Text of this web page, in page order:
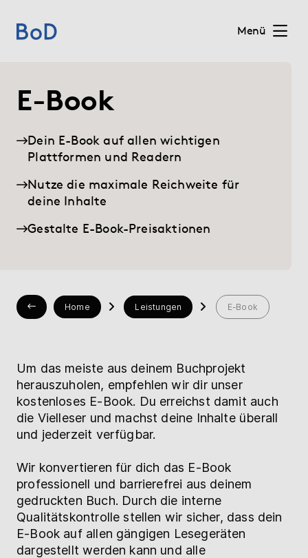
Menü
Leistungen
Über uns
Hilfe
myBoD Neues Buchprojekt
E-Book
Dein E-Book auf allen wichtigen
Plattformen und Readern
Nutze die maximale Reichweite für
deine Inhalte
Gestalte E-Book-Preisaktionen
Home Leistungen E-Book
Um das meiste aus deinem Buchprojekt
herauszuholen, empfehlen wir dir unser
kostenloses E-Book. Du erreichst damit auch
die Vielleser und machst deine Inhalte überall
und jederzeit verfügbar.
Wir konvertieren für dich das E-Book
professionell und barrierefrei aus deinem
gedruckten Buch. Durch die interne
Qualitätskontrolle stellen wir sicher, dass dein
E-Book auf allen gängigen Lesegeräten
dargestellt werden kann und alle